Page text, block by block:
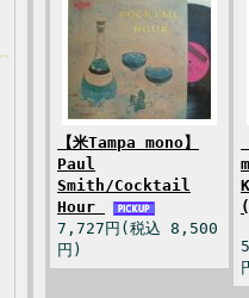
【米Tampa mono】
Paul
Smith/Cocktail
Hour
7,727円(税込 8,500
円)